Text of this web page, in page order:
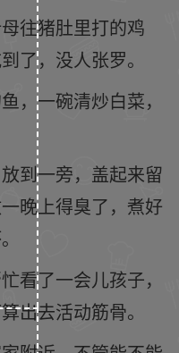
往猪肚里打的鸡
了，没人张罗。
，一碗清炒白菜，
到一旁，盖起来留
晚上得臭了，煮好
看了一会儿孩子，
出去活动筋骨。